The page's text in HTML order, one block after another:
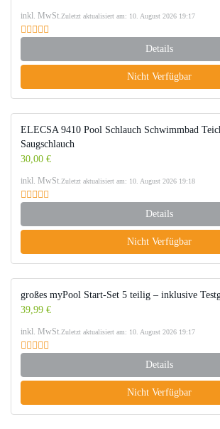
inkl. MwSt.Zuletzt aktualisiert am: 10. August 2026 19:17
Details
Nicht Verfügbar
ELECSA 9410 Pool Schlauch Schwimmbad
Saugschlauch
30,00 €
inkl. MwSt.Zuletzt aktualisiert am: 10. August 2026 19:18
Details
Nicht Verfügbar
großes myPool Start-Set 5 teilig – inklusive
39,99 €
inkl. MwSt.Zuletzt aktualisiert am: 10. August 2026 19:17
Details
Nicht Verfügbar